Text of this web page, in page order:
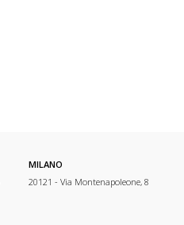
MILANO
20121 - Via Montenapoleone, 8